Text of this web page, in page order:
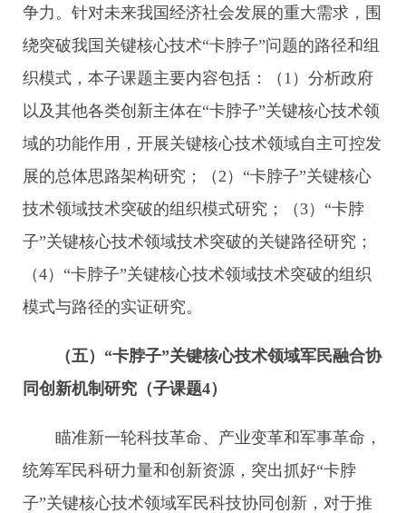
争力。针对未来我国经济社会发展的重大需求，围
绕突破我国关键核心技术“卡脖子”问题的路径和组
织模式，本子课题主要内容包括：（1）分析政府
以及其他各类创新主体在“卡脖子”关键核心技术领
域的功能作用，开展关键核心技术领域自主可控发
展的总体思路架构研究；（2）“卡脖子”关键核心
技术领域技术突破的组织模式研究；（3）“卡脖
子”关键核心技术领域技术突破的关键路径研究；
（4）“卡脖子”关键核心技术领域技术突破的组织
模式与路径的实证研究。
（五）“卡脖子”关键核心技术领域军民融合协
同创新机制研究（子课题4）
瞄准新一轮科技革命、产业变革和军事革命，
统筹军民科研力量和创新资源，突出抓好“卡脖
子”关键核心技术领域军民科技协同创新，对于推